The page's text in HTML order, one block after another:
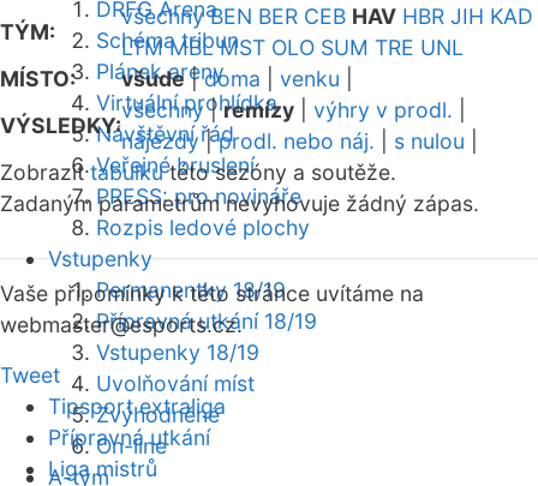
DRFG Arena
Schéma tribun
Plánek areny
Virtuální prohlídka
Návštěvní řád
Veřejné bruslení
PRESS: pro novináře
Rozpis ledové plochy
Vstupenky
Permanentky 18/19
Přípravná utkání 18/19
Vstupenky 18/19
Uvolňování míst
Zvýhodněné
On-line
A-tým
TÝM:
všechny BEN BER CEB HAV HBR JIH KAD
LTM MBL MST OLO SUM TRE UNL
MÍSTO:
všude|doma venku
VÝSLEDKY:
všechny|remízy výhry v prodl.
nájezdy|prodl. nebo náj. s nulou
Zobrazittabulkutéto sezóny a soutěže.
Zadaným parametrům nevyhovuje žádný zápas.
Vaše připomínky k této stránce uvítáme na
webmaster@esports.cz.
Tweet
Tipsport extraliga
Přípravná utkání
Liga mistrů